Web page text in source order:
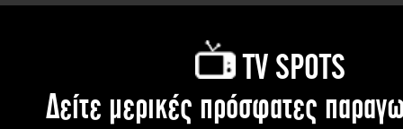
TV SPOTS
Δείτε μερικές πρόσφατες